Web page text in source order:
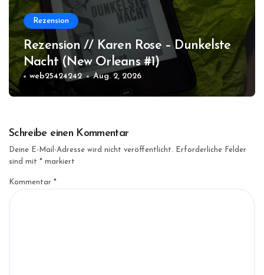
Rezension
Rezension // Karen Rose – Dunkelste
Nacht (New Orleans #1)
web25424242 Aug. 2, 2026
Schreibe einen Kommentar
Deine E-Mail-Adresse wird nicht veröffentlicht.
Erforderliche Felder
sind mit * markiert
Kommentar *